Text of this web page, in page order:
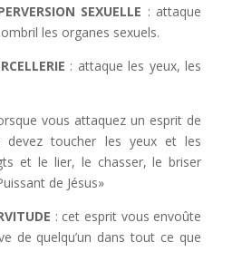
SEXUELLE : attaque
les organes sexuels.
: attaque les yeux, les
vous attaquez un esprit de
devez toucher les yeux et les
et le lier, le chasser, le briser
de Jésus»
: cet esprit vous envoûte
de quelqu’un dans tout ce que